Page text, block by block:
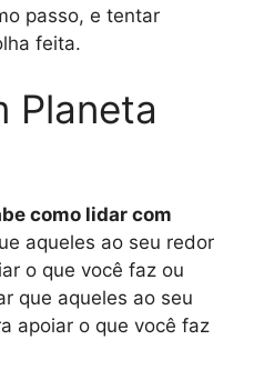
passo, e tentar
feita.
Planeta
como lidar com
aqueles ao seu redor
o que você faz ou
que aqueles ao seu
apoiar o que você faz